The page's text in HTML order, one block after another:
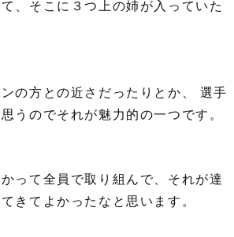
、そこに３つ上の姉が入っていた
の方との近さだったりとか、 選手
うのでそれが魅力的の一つです。
って全員で取り組んで、それが達
きてよかったなと思います。